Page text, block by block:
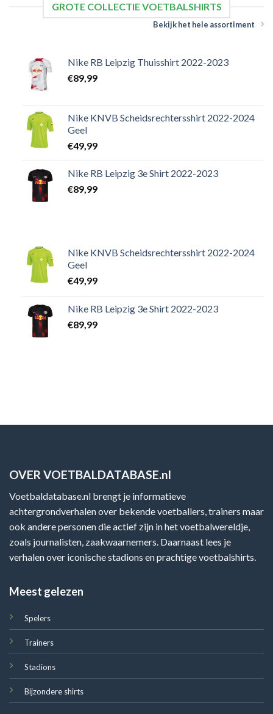
GROTE COLLECTIE VOETBALSHIRTS
Bekijk het hele assortiment
Nike RB Leipzig Thuisshirt 2022-2023
€89,99
Nike KNVB Scheidsrechtersshirt 2022-2024
Geel
€49,99
Nike RB Leipzig 3e Shirt 2022-2023
€89,99
Nike KNVB Scheidsrechtersshirt 2022-2024
Geel
€49,99
Nike RB Leipzig 3e Shirt 2022-2023
€89,99
OVER VOETBALDATABASE.nl
Voetbaldatabase.nl brengt je informatieve
achtergrondverhalen over bekende voetballers, trainers maar
ook andere personen die actief zijn in het voetbalwereldje,
zoals journalisten, zaakwaarnemers. Daarnaast lees je
verhalen over iconische stadions en prachtige voetbalshirts.
Meest gelezen
Spelers
Trainers
Stadions
Bijzondere shirts